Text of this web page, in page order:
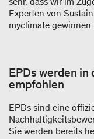
Experten von
myclimate gewinnen
EPDs werden
empfohlen
EPDs sind eine
Sie werden bereits